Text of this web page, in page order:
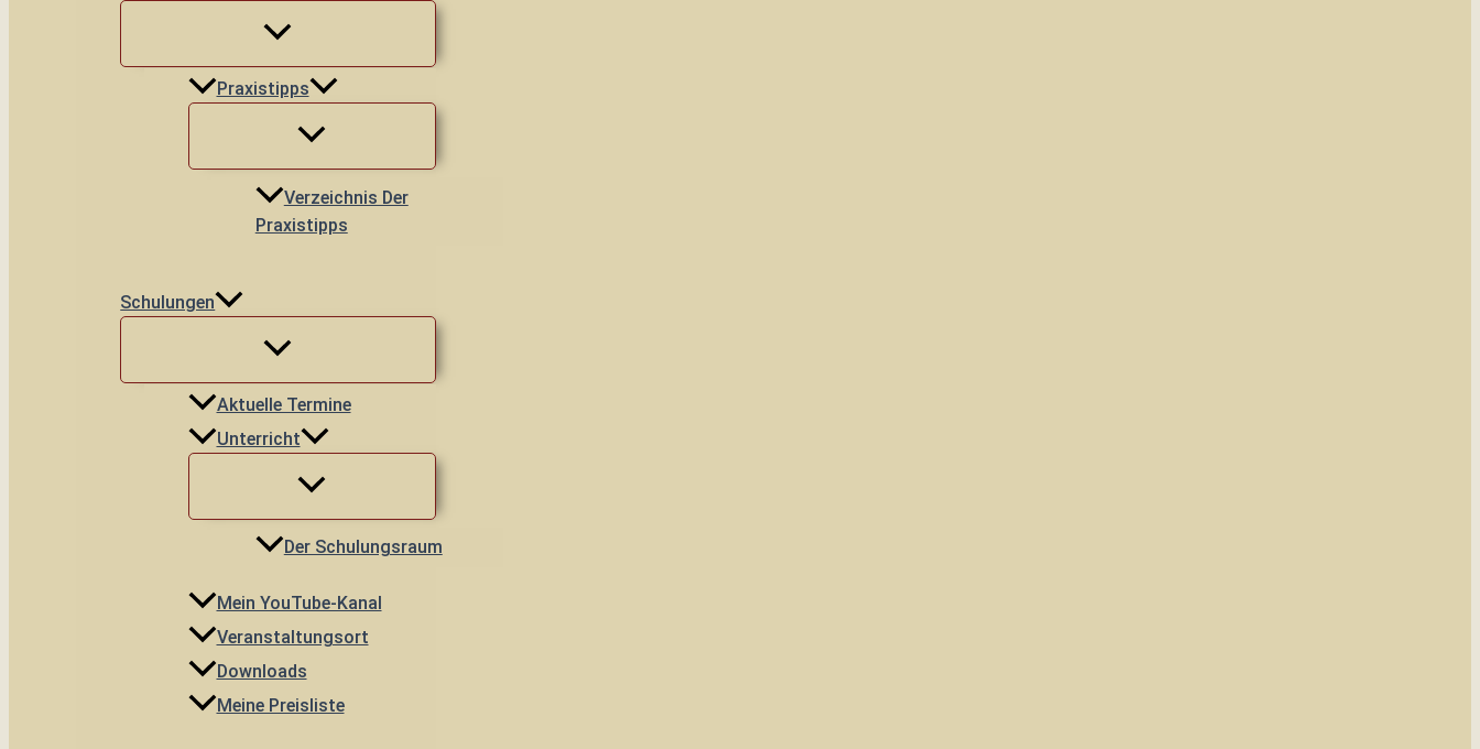
Praxistipps
Verzeichnis Der
Praxistipps
Schulungen
Aktuelle Termine
Unterricht
Der Schulungsraum
Mein YouTube-Kanal
Veranstaltungsort
Downloads
Meine Preisliste